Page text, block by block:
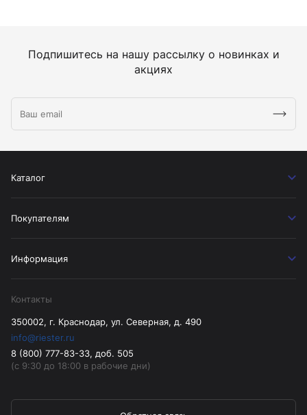
Подпишитесь на нашу рассылку о новинках и
акциях
Каталог
Покупателям
Информация
Контакты
350002, г. Краснодар, ул. Северная, д. 490
info@riester.ru
8 (800) 777-83-33, доб. 505
(с 9:30 до 18:00 в рабочие дни)